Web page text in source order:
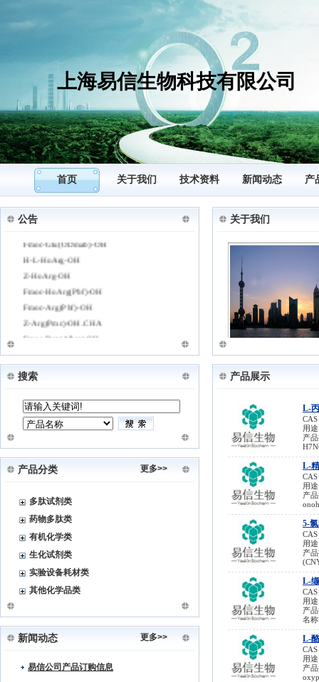
上海易信生物科技有限公司
首页 关于我们 技术资料 新闻动态 产
公告
Fmoc-Gly-(Dmb)Gly-OH
Boc-β-iodo-Ala-OMe
Z-N-Me-Glu（otBu）-OH
Z-N-Me-Leu-OH
N-Me-Phg-OH
Fmoc-N-Me-Trp(Boc)-OH
Fmoc-Tyr（PO3H2)-OH
Fmoc-Asp(ODmab)-OH
Fmoc-Glu(ODmab)-OH
H-L-HoArg-OH
Z-HoArg-OH
Fmoc-HoArg(Pbf)-OH
Fmoc-Arg(Pbf)-OH
Z-Arg(Pmc)-OH.CHA
Fmoc-Dap(Alloc)-OH
Fmoc-Lys(ivDde)-OH
Fmoc-Lys(Mtt)-OH
Fmoc-Lys(Me)2-OH.HCl
Fmoc-D-Ile-OH
Fmoc-Trp(Boc)-OH
H-HoTyr-OH.HBr
Boc－D-Ser－OH
Fmoc-Sta-OH
Fmoc-AEEAc-OH
Fmoc-HoCys(Trt)-OH
Boc-5-Ava-OH
Fmoc-Trp(CH3)-OH
(S)-3-Methylmorpholine hydrochloride
Bortezomib 179324-69-7
-6
搜索
产品分类 更多>>
多肽试剂类
药物多肽类
有机化学类
生化试剂类
实验设备耗材类
其他化学品类
新闻动态 更多>>
易信公司产品订购信息
关于我们
产品展示
L-
用
产
L-
用
产
5-
用
产
L-
用
产
名
L-
用
产